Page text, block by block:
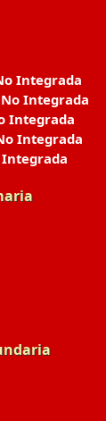
Integrada
Integrada
Integrada
Integrada
Integrada